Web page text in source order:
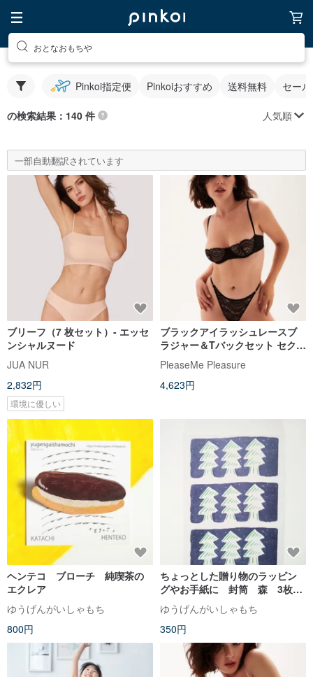
おとなおもちや
Pinkoi指定便 Pinkoiおすすめ 送料無料 セー
の検索結果：140 件 人気順
一部自動翻訳されています
ブリーフ（7 枚セット）- エッセ
ンシャルヌード
JUA NUR
2,832円
環境に優しい
ブラックアイラッシュレースブ
ラジャー＆Tバックセット セクシ
ーランジェリー
PleaseMe Pleasure
4,623円
ヘンテコ ブローチ 純喫茶の
エクレア
ゆうげんがいしゃもち
800円
ちょっとした贈り物のラッピン
グやお手紙に 封筒 森 3枚入
ゆうげんがいしゃもち
350円